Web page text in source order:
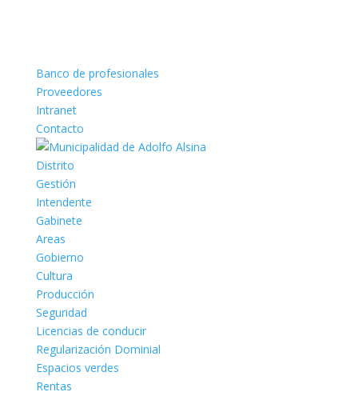
Banco de profesionales
Proveedores
Intranet
Contacto
Distrito
Gestión
Intendente
Gabinete
Areas
Gobierno
Cultura
Producción
Seguridad
Licencias de conducir
Regularización Dominial
Espacios verdes
Rentas